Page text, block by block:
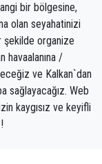
olan Letoon,
tanrı ve
alan Xanthos
Birliği'nin
kalıntılar,
bir bölgesine,
olan seyahatinizi
şekilde organize
havaalanına /
ve Kalkan`dan
sağlayacağız. Web
kaygısız ve keyifli